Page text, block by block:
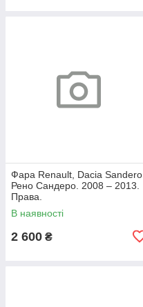
Фара Renault, Dacia Sandero.
Рено Сандеро. 2008 – 2013.
Права.
В наявності
2 600 ₴